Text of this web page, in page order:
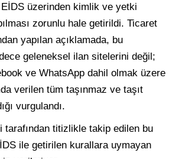
EİDS üzerinden kimlik ve yetki
zorunlu hale getirildi. Ticaret
yapılan açıklamada, bu
geleneksel ilan sitelerini değil;
ve WhatsApp dahil olmak üzere
verilen tüm taşınmaz ve taşıt
vurgulandı.
tarafından titizlikle takip edilen bu
ile getirilen kurallara uymayan